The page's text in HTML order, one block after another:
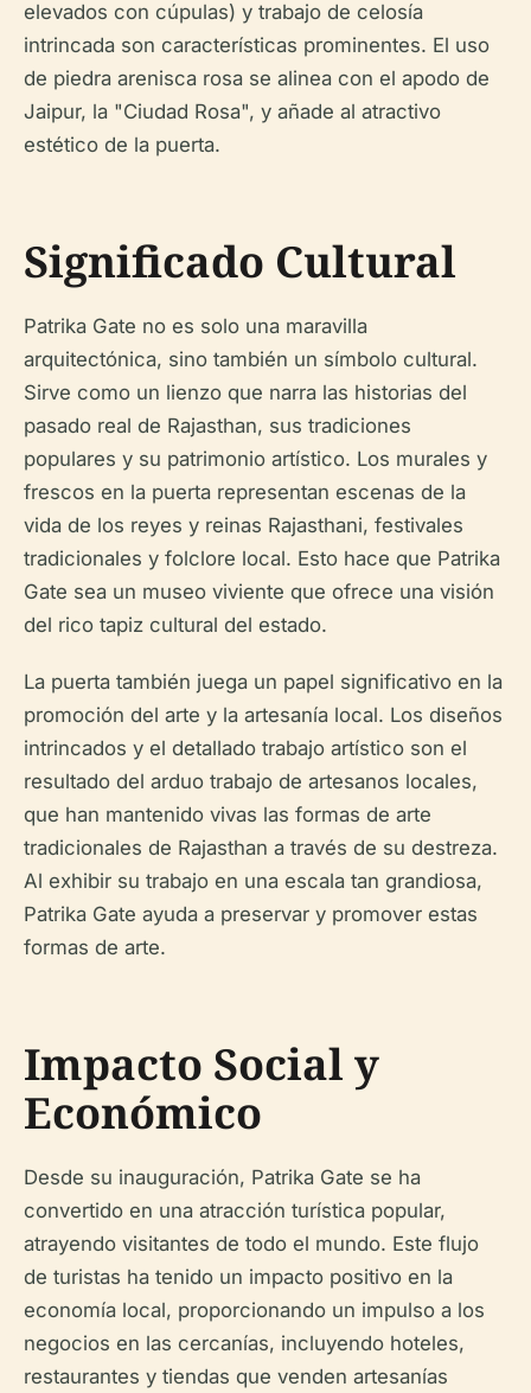
elevados con cúpulas) y trabajo de celosía
intrincada son características prominentes. El uso
de piedra arenisca rosa se alinea con el apodo de
Jaipur, la "Ciudad Rosa", y añade al atractivo
estético de la puerta.
Significado Cultural
Patrika Gate no es solo una maravilla
arquitectónica, sino también un símbolo cultural.
Sirve como un lienzo que narra las historias del
pasado real de Rajasthan, sus tradiciones
populares y su patrimonio artístico. Los murales y
frescos en la puerta representan escenas de la
vida de los reyes y reinas Rajasthani, festivales
tradicionales y folclore local. Esto hace que Patrika
Gate sea un museo viviente que ofrece una visión
del rico tapiz cultural del estado.
La puerta también juega un papel significativo en la
promoción del arte y la artesanía local. Los diseños
intrincados y el detallado trabajo artístico son el
resultado del arduo trabajo de artesanos locales,
que han mantenido vivas las formas de arte
tradicionales de Rajasthan a través de su destreza.
Al exhibir su trabajo en una escala tan grandiosa,
Patrika Gate ayuda a preservar y promover estas
formas de arte.
Impacto Social y
Económico
Desde su inauguración, Patrika Gate se ha
convertido en una atracción turística popular,
atrayendo visitantes de todo el mundo. Este flujo
de turistas ha tenido un impacto positivo en la
economía local, proporcionando un impulso a los
negocios en las cercanías, incluyendo hoteles,
restaurantes y tiendas que venden artesanías